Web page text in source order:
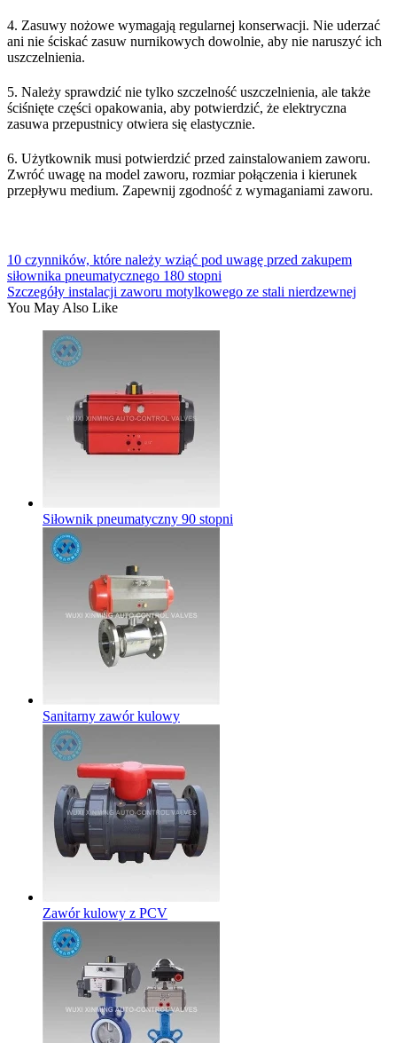
4. Zasuwy nożowe wymagają regularnej konserwacji. Nie uderzać
ani nie ściskać zasuw nurnikowych dowolnie, aby nie naruszyć ich
uszczelnienia.
5. Należy sprawdzić nie tylko szczelność uszczelnienia, ale także
ściśnięte części opakowania, aby potwierdzić, że elektryczna
zasuwa przepustnicy otwiera się elastycznie.
6. Użytkownik musi potwierdzić przed zainstalowaniem zaworu.
Zwróć uwagę na model zaworu, rozmiar połączenia i kierunek
przepływu medium. Zapewnij zgodność z wymaganiami zaworu.
10 czynników, które należy wziąć pod uwagę przed zakupem
siłownika pneumatycznego 180 stopni
Szczegóły instalacji zaworu motylkowego ze stali nierdzewnej
You May Also Like
Siłownik pneumatyczny 90 stopni
Sanitarny zawór kulowy
Zawór kulowy z PCV